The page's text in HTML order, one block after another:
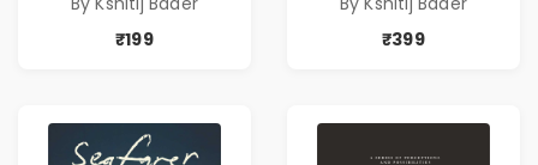
Philosophical
Poems by Kshitij
₹199
Philosophical
Poems by Kshitij
₹399